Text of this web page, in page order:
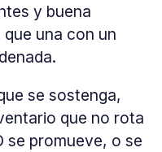
y buena
una con un
se sostenga,
que no rota
se promueve, o se